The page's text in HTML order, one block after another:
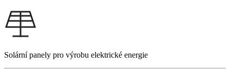
Solární panely pro výrobu elektrické energie